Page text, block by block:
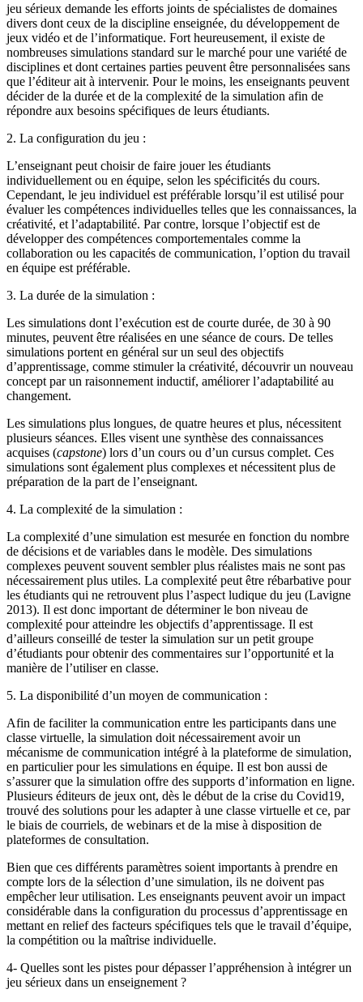
jeu sérieux demande les efforts joints de spécialistes de domaines
divers dont ceux de la discipline enseignée, du développement de
jeux vidéo et de l’informatique. Fort heureusement, il existe de
nombreuses simulations standard sur le marché pour une variété de
disciplines et dont certaines parties peuvent être personnalisées sans
que l’éditeur ait à intervenir. Pour le moins, les enseignants peuvent
décider de la durée et de la complexité de la simulation afin de
répondre aux besoins spécifiques de leurs étudiants.
2. La configuration du jeu :
L’enseignant peut choisir de faire jouer les étudiants
individuellement ou en équipe, selon les spécificités du cours.
Cependant, le jeu individuel est préférable lorsqu’il est utilisé pour
évaluer les compétences individuelles telles que les connaissances, la
créativité, et l’adaptabilité. Par contre, lorsque l’objectif est de
développer des compétences comportementales comme la
collaboration ou les capacités de communication, l’option du travail
en équipe est préférable.
3. La durée de la simulation :
Les simulations dont l’exécution est de courte durée, de 30 à 90
minutes, peuvent être réalisées en une séance de cours. De telles
simulations portent en général sur un seul des objectifs
d’apprentissage, comme stimuler la créativité, découvrir un nouveau
concept par un raisonnement inductif, améliorer l’adaptabilité au
changement.
Les simulations plus longues, de quatre heures et plus, nécessitent
plusieurs séances. Elles visent une synthèse des connaissances
acquises (capstone) lors d’un cours ou d’un cursus complet. Ces
simulations sont également plus complexes et nécessitent plus de
préparation de la part de l’enseignant.
4. La complexité de la simulation :
La complexité d’une simulation est mesurée en fonction du nombre
de décisions et de variables dans le modèle. Des simulations
complexes peuvent souvent sembler plus réalistes mais ne sont pas
nécessairement plus utiles. La complexité peut être rébarbative pour
les étudiants qui ne retrouvent plus l’aspect ludique du jeu (Lavigne
2013). Il est donc important de déterminer le bon niveau de
complexité pour atteindre les objectifs d’apprentissage. Il est
d’ailleurs conseillé de tester la simulation sur un petit groupe
d’étudiants pour obtenir des commentaires sur l’opportunité et la
manière de l’utiliser en classe.
5. La disponibilité d’un moyen de communication :
Afin de faciliter la communication entre les participants dans une
classe virtuelle, la simulation doit nécessairement avoir un
mécanisme de communication intégré à la plateforme de simulation,
en particulier pour les simulations en équipe. Il est bon aussi de
s’assurer que la simulation offre des supports d’information en ligne.
Plusieurs éditeurs de jeux ont, dès le début de la crise du Covid19,
trouvé des solutions pour les adapter à une classe virtuelle et ce, par
le biais de courriels, de webinars et de la mise à disposition de
plateformes de consultation.
Bien que ces différents paramètres soient importants à prendre en
compte lors de la sélection d’une simulation, ils ne doivent pas
empêcher leur utilisation. Les enseignants peuvent avoir un impact
considérable dans la configuration du processus d’apprentissage en
mettant en relief des facteurs spécifiques tels que le travail d’équipe,
la compétition ou la maîtrise individuelle.
4- Quelles sont les pistes pour dépasser l’appréhension à intégrer un
jeu sérieux dans un enseignement ?